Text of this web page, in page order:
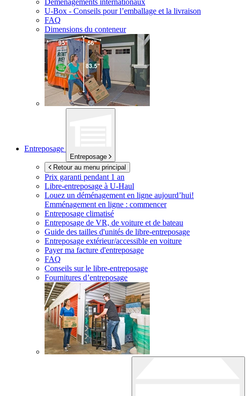
U-Box - Conseils pour l’emballage et la livraison
FAQ
Dimensions du conteneur
Entreposage
Entreposage
Retour au menu principal
Prix garanti pendant 1 an
Libre-entreposage à U-Haul
Louez un déménagement en ligne aujourd’hui!
Emménagement en ligne : commencer
Entreposage climatisé
Entreposage de VR, de voiture et de bateau
Guide des tailles d'unités de libre-entreposage
Entreposage extérieur/accessible en voiture
Payer ma facture d'entreposage
FAQ
Conseils sur le libre-entreposage
Fournitures d’entreposage